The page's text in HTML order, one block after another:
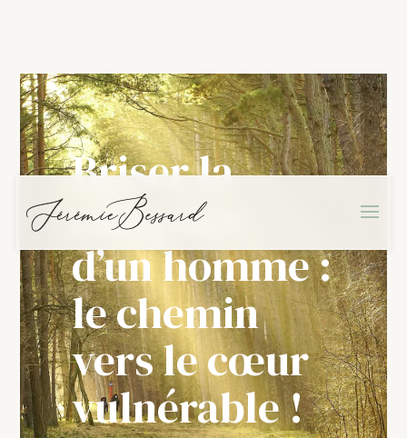
Briser la
carapace
d’un homme :
le chemin
vers le cœur
vulnérable !